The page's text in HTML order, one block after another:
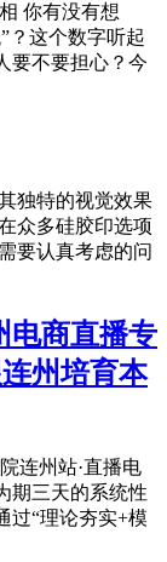
你有没有想
？这个数字听起
要不要担心？今
独特的视觉效果
众多硅胶印选项
要认真考虑的问
电商直播专
州培育本
连州站·直播电
期三天的系统性
过“理论夯实+模